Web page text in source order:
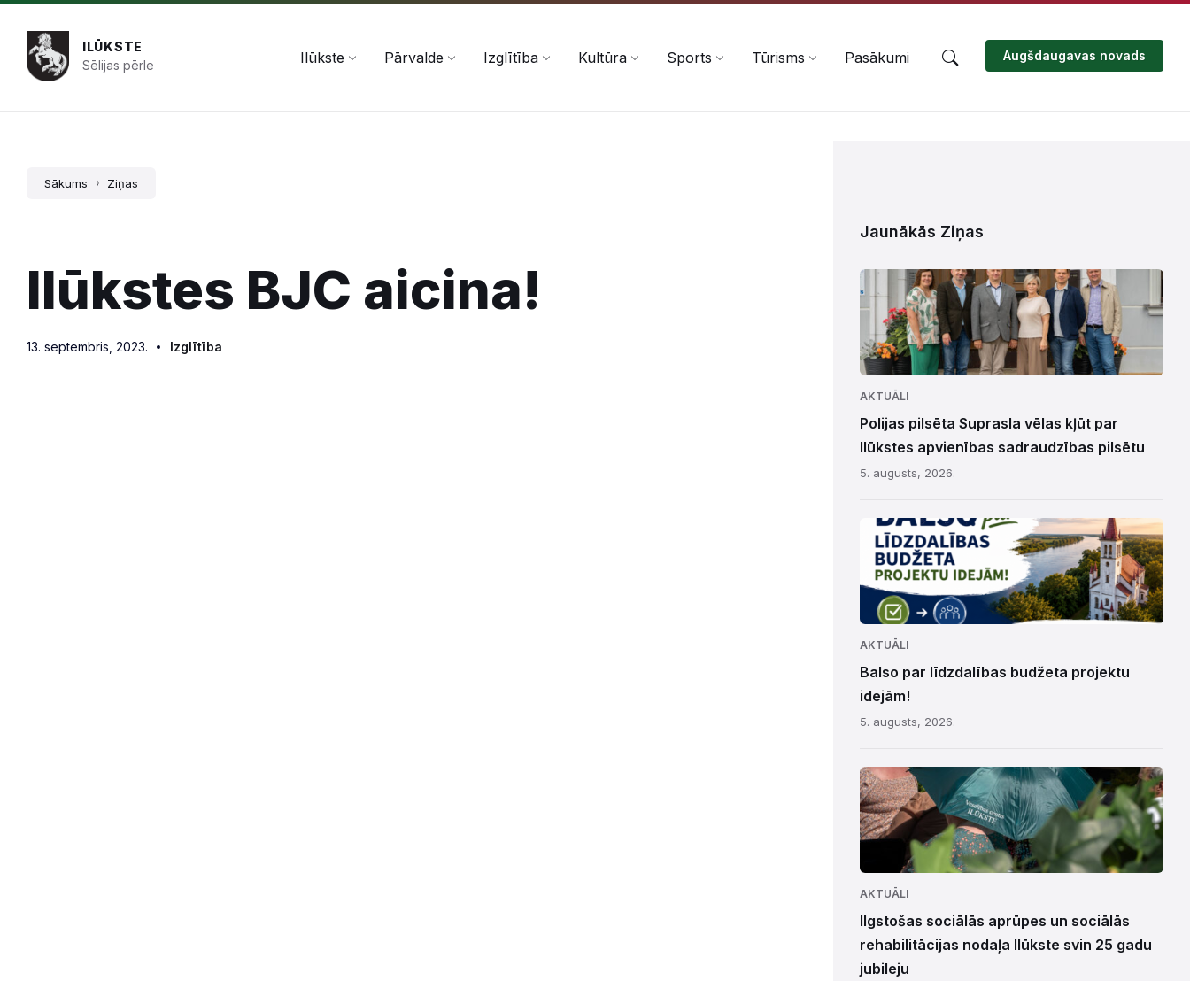
Pāriet
saturu
Skip
navigation
Skip
footer
ILŪKSTE
Sēlijas pērle
Ilūkste Pārvalde Izglītība Kultūra Sports Tūrisms Pasākumi Augšdaugavas novads
Sākums Ziņas
Ilūkstes BJC aicina!
13. septembris, 2023. Izglītība
Jaunākās Ziņas
AKTUĀLI
Polijas pilsēta Suprasla vēlas kļūt par
Ilūkstes apvienības sadraudzības pilsētu
5. augusts, 2026.
AKTUĀLI
Balso par līdzdalības budžeta projektu
idejām!
5. augusts, 2026.
AKTUĀLI
Ilgstošas sociālās aprūpes un sociālās
rehabilitācijas nodaļa Ilūkste svin 25 gadu
jubileju